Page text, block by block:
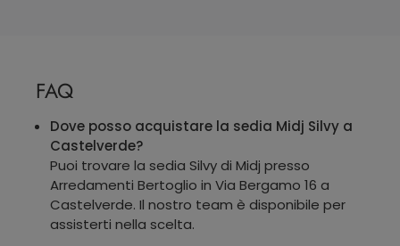
FAQ
Dove posso acquistare la sedia Midj Silvy a
Castelverde?
Puoi trovare la sedia Silvy di Midj presso
Arredamenti Bertoglio in Via Bergamo 16 a
Castelverde. Il nostro team è disponibile per
assisterti nella scelta.